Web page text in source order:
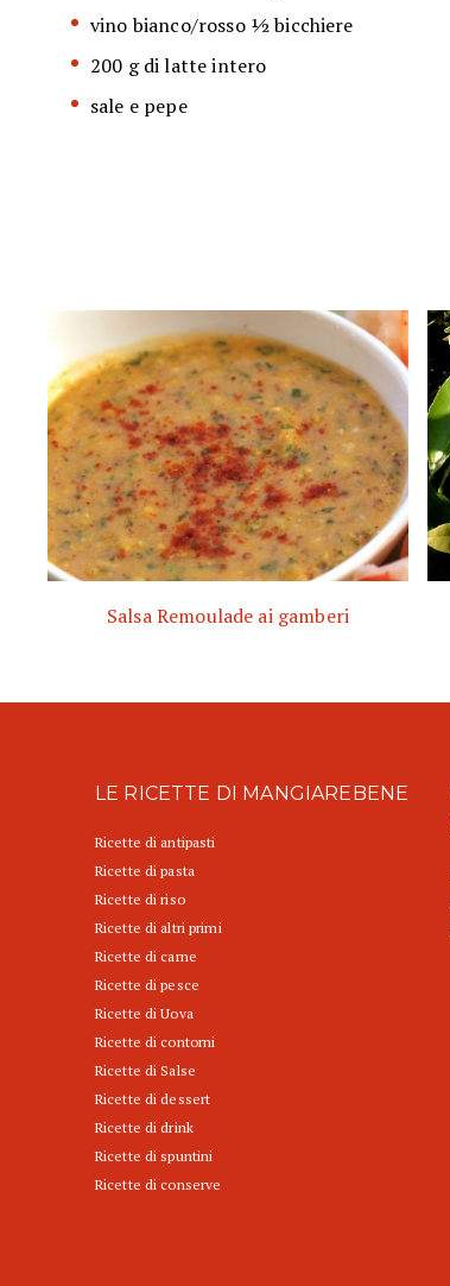
vino bianco/​rosso 1⁄2 bicchiere
200 g di latte intero
sale e pepe
Salsa Remoulade ai gamberi
LE RICETTE DI MANGIAREBENE
Ricette di antipasti
Ricette di pasta
Ricette di riso
Ricette di altri primi
Ricette di carne
Ricette di pesce
Ricette di Uova
Ricette di contorni
Ricette di Salse
Ricette di dessert
Ricette di drink
Ricette di spuntini
Ricette di conserve